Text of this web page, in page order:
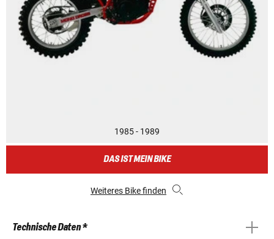
1985 - 1989
DAS IST MEIN BIKE
Weiteres Bike finden
Technische Daten *